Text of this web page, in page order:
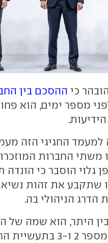
כי ההסכם בין
מספר ימים, הוא
למעמד החגיגי הזה
משתי החברות
גלוי הוסבר כי הונדה
שתקבע את זהות
הניהולי בה.
היתר, הוא שמה של
שתכיל את היצרניות